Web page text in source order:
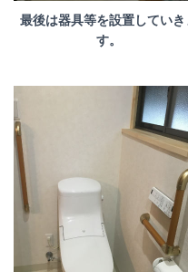
最後は器具等を設置していき
す。